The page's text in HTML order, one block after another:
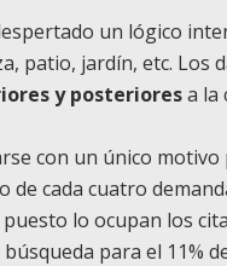
un lógico
patio, jardín, etc. Los
y posterioresa la
con un único
cada cuatro
lo ocupan los
para el 11%